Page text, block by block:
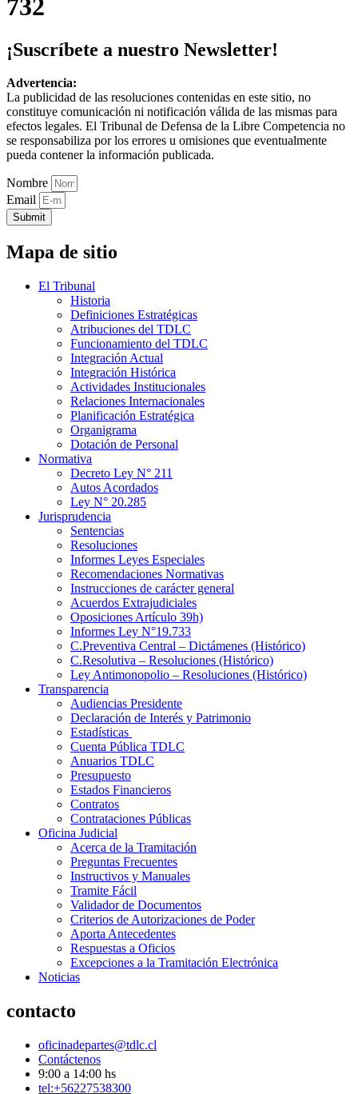
732
¡Suscríbete a nuestro Newsletter!
Advertencia:
La publicidad de las resoluciones contenidas en este sitio, no
constituye comunicación ni notificación válida de las mismas para
efectos legales. El Tribunal de Defensa de la Libre Competencia no
se responsabiliza por los errores u omisiones que eventualmente
pueda contener la información publicada.
Nombre
Email
Submit
Mapa de sitio
El Tribunal
Historia
Definiciones Estratégicas
Atribuciones del TDLC
Funcionamiento del TDLC
Integración Actual
Integración Histórica
Actividades Institucionales
Relaciones Internacionales
Planificación Estratégica
Organigrama
Dotación de Personal
Normativa
Decreto Ley N° 211
Autos Acordados
Ley N° 20.285
Jurisprudencia
Sentencias
Resoluciones
Informes Leyes Especiales
Recomendaciones Normativas
Instrucciones de carácter general
Acuerdos Extrajudiciales
Oposiciones Artículo 39h)
Informes Ley N°19.733
C.Preventiva Central – Dictámenes (Histórico)
C.Resolutiva – Resoluciones (Histórico)
Ley Antimonopolio – Resoluciones (Histórico)
Transparencia
Audiencias Presidente
Declaración de Interés y Patrimonio
Estadísticas
Cuenta Pública TDLC
Anuarios TDLC
Presupuesto
Estados Financieros
Contratos
Contrataciones Públicas
Oficina Judicial
Acerca de la Tramitación
Preguntas Frecuentes
Instructivos y Manuales
Tramite Fácil
Validador de Documentos
Criterios de Autorizaciones de Poder
Aporta Antecedentes
Respuestas a Oficios
Excepciones a la Tramitación Electrónica
Noticias
contacto
oficinadepartes@tdlc.cl
Contáctenos
9:00 a 14:00 hs
tel:+56227538300